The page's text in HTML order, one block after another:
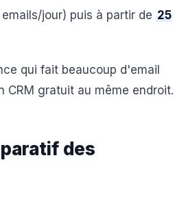
jour) puis à partir de 25
qui fait beaucoup d'email
CRM gratuit au même endroit.
des